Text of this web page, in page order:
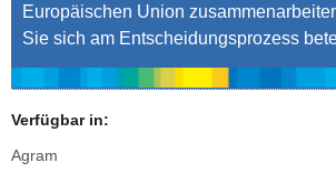
Europäischen Union
Sie sich am Entscheidungsprozess
Verfügbar in:
Agram